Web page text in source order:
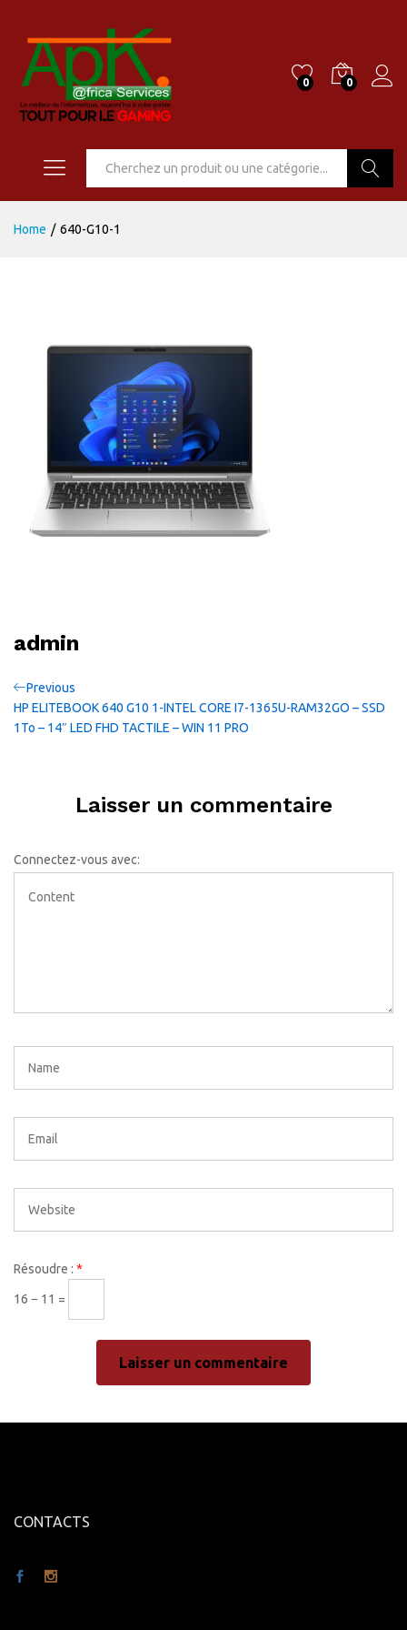
0 0
Home / 640-G10-1
admin
Navigation
de
Previous
Post
Previous
HP ELITEBOOK 640 G10 1-INTEL CORE I7-1365U-RAM32GO – SSD
1To – 14″ LED FHD TACTILE – WIN 11 PRO
Laisser un commentaire
Connectez-vous avec:
Résoudre : *
16 − 11 =
CONTACTS